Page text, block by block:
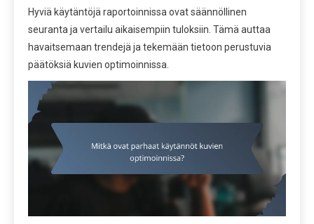
Hyviä käytäntöjä raportoinnissa ovat säännöllinen
seuranta ja vertailu aikaisempiin tuloksiin. Tämä auttaa
havaitsemaan trendejä ja tekemään tietoon perustuvia
päätöksiä kuvien optimoinnissa.